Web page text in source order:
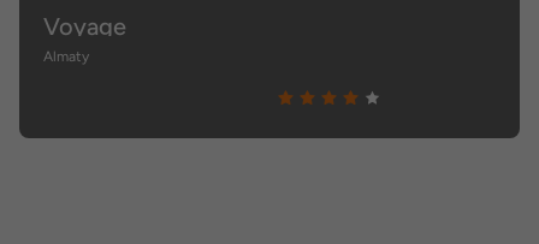
Voyage
Almaty